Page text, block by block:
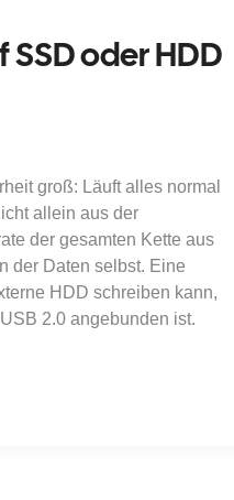
oder HDD
groß: Läuft alles normal
allein aus der
der gesamten Kette aus
der Daten selbst. Eine
HDD schreiben kann,
2.0 angebunden ist.